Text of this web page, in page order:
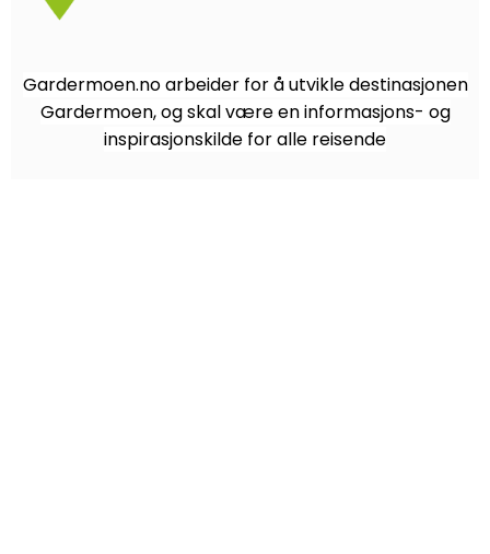
Gardermoen.no arbeider for å utvikle destinasjonen
Gardermoen, og skal være en informasjons- og
inspirasjonskilde for alle reisende